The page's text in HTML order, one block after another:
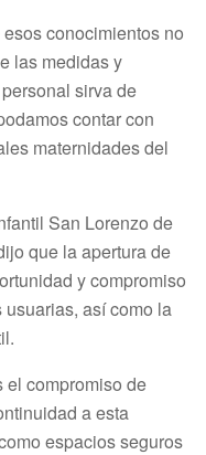
conocimientos no
las medidas y
sirva de
contar con
maternidades del
San Lorenzo de
que la apertura de
y compromiso
así como la
el compromiso de
a esta
espacios seguros